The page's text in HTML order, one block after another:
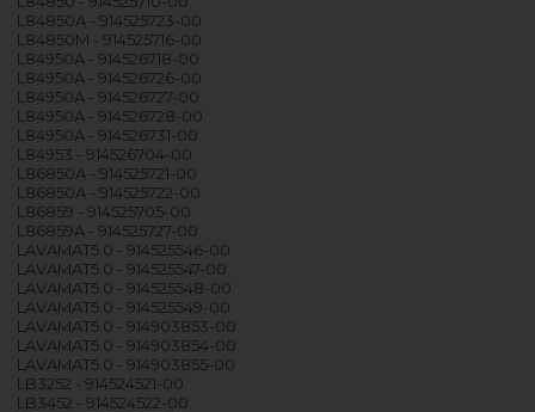
L84850A - 914525723-00
L84850M - 914525716-00
L84950A - 914526718-00
L84950A - 914526726-00
L84950A - 914526727-00
L84950A - 914526728-00
L84950A - 914526731-00
L84953 - 914526704-00
L86850A - 914525721-00
L86850A - 914525722-00
L86859 - 914525705-00
L86859A - 914525727-00
LAVAMAT5.0 - 914525546-00
LAVAMAT5.0 - 914525547-00
LAVAMAT5.0 - 914525548-00
LAVAMAT5.0 - 914525549-00
LAVAMAT5.0 - 914903853-00
LAVAMAT5.0 - 914903854-00
LAVAMAT5.0 - 914903855-00
LB3252 - 914524521-00
LB3452 - 914524522-00